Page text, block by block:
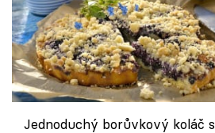
Jednoduchý borůvkový koláč s